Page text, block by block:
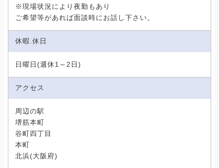
※現場状況により夜勤もあり
ご希望等があれば面談時にお話し下さい。
休暇.休日
日曜日(週休1～2日)
アクセス
周辺の駅
堺筋本町
谷町四丁目
本町
北浜(大阪府)